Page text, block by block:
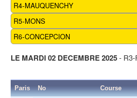
R4-MAUQUENCHY
R5-MONS
R6-CONCEPCION
LE MARDI 02 DECEMBRE 2025- R3-
Paris No Course